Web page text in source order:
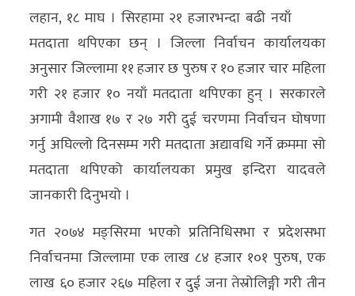
अर्थ/
वाणिज्य
मनाेरञ्जन
विज्ञान
प्रविधि
अन्तरर्वार्ता
विचार/
ब्लग
लहान, १८ माघ । सिरहामा २१ हजारभन्दा बढी नयाँ
मतदाता थपिएका छन् । जिल्ला निर्वाचन कार्यालयका
अनुसार जिल्लामा ११ हजार छ पुरुष र १० हजार चार महिला
गरी २१ हजार १० नयाँ मतदाता थपिएका हुन् । सरकारले
अगामी वैशाख १७ र २७ गरी दुई चरणमा निर्वाचन घोषणा
गर्नु अघिल्लो दिनसम्म गरी मतदाता अद्यावधि गर्ने क्रममा सो
मतदाता थपिएको कार्यालयका प्रमुख इन्दिरा यादवले
जानकारी दिनुभयो ।
गत २०७४ मङ्सिरमा भएको प्रतिनिधिसभा र प्रदेशसभा
निर्वाचनमा जिल्लामा एक लाख ८४ हजार १०१ पुरुष, एक
लाख ६० हजार २६७ महिला र दुई जना तेस्रोलिङ्गी गरी तीन